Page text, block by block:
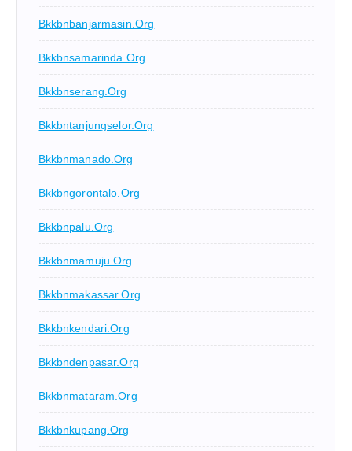
Bkkbnbanjarmasin.org
Bkkbnsamarinda.org
Bkkbnserang.org
Bkkbntanjungselor.org
Bkkbnmanado.org
Bkkbngorontalo.org
Bkkbnpalu.org
Bkkbnmamuju.org
Bkkbnmakassar.org
Bkkbnkendari.org
Bkkbndenpasar.org
Bkkbnmataram.org
Bkkbnkupang.org